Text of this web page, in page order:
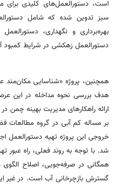
است، دستورالعمل‌های کلیدی
سبز تدوین شده که شامل
بهره‌برداری و نگهداری،
دستورالعمل زهکشی در شرایط
همچنین، پروژه «شناسایی
هدف بررسی نحوه مداخله در این
ارائه راهکارهای مدیریت بهینه چمن
بر مساله‌ کم آبی در گروه مطالعات
شد. با توجه به روند فعلی، راه عبور
همگانی در صرفه‌جویی، اصلاح
گسترش بازچرخانی آب است. در غیر